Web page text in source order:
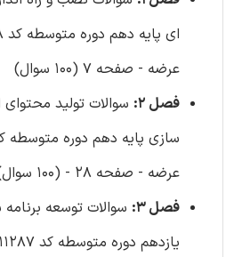
عرضه - صفحه 7 (100 سوال)
فصل 2:
سوالات تولید محتوای
عرضه - صفحه 28 - (100 سوال)
فصل 3:
سوالات توسعه برنامه